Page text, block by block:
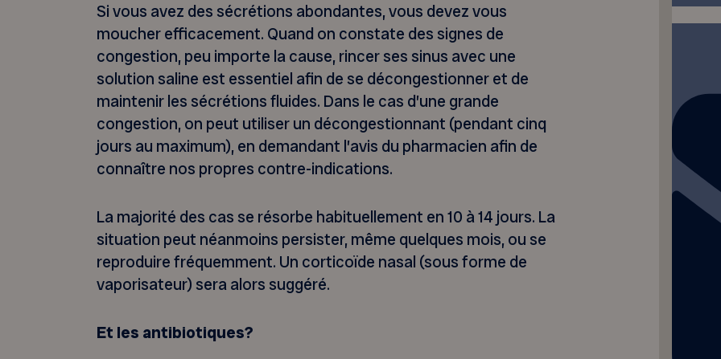
Si vous avez des sécrétions abondantes, vous devez vous
moucher efficacement. Quand on constate des signes de
congestion, peu importe la cause, rincer ses sinus avec une
solution saline est essentiel afin de se décongestionner et de
maintenir les sécrétions fluides. Dans le cas d’une grande
congestion, on peut utiliser un décongestionnant (pendant cinq
jours au maximum), en demandant l’avis du pharmacien afin de
connaître nos propres contre-indications.
La majorité des cas se résorbe habituellement en 10 à 14 jours. La
situation peut néanmoins persister, même quelques mois, ou se
reproduire fréquemment. Un corticoïde nasal (sous forme de
vaporisateur) sera alors suggéré.
Et les antibiotiques?